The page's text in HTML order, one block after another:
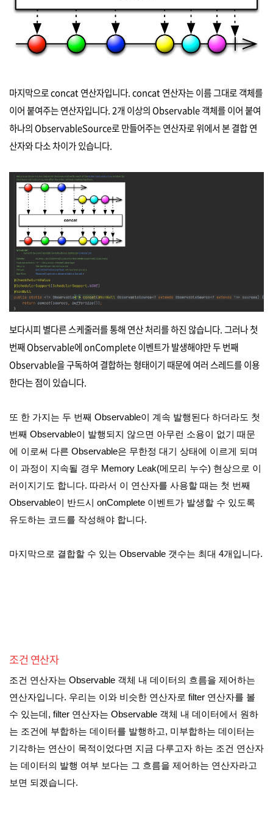
마지막으로 concat 연산자입니다. concat 연산자는 이름 그대로 객체를
이어 붙여주는 연산자입니다. 2개 이상의 Observable 객체를 이어 붙여
하나의 ObservableSource로 만들어주는 연산자로 위에서 본 결합 연
산자와 다소 차이가 있습니다.
보다시피 별다른 스케줄러를 통해 연산 처리를 하진 않습니다. 그러나 첫
번째 Observable에 onComplete 이벤트가 발생해야만 두 번째
Observable을 구독하여 결합하는 형태이기 때문에 여러 스레드를 이용
한다는 점이 있습니다.
또 한 가지는 두 번째 Observable이 계속 발행된다 하더라도 첫
번째 Observable이 발행되지 않으면 아무런 소용이 없기 때문
에 이로써 다른 Observable은 무한정 대기 상태에 이르게 되며
이 과정이 지속될 경우 Memory Leak(메모리 누수) 현상으로 이
러이지기도 합니다. 따라서 이 연산자를 사용할 때는 첫 번째
Observable이 반드시 onComplete 이벤트가 발생할 수 있도록
유도하는 코드를 작성해야 합니다.
마지막으로 결합할 수 있는 Observable 갯수는 최대 4개입니다.
조건 연산자
조건 연산자는 Observable 객체 내 데이터의 흐름을 제어하는
연산자입니다. 우리는 이와 비슷한 연산자로 filter 연산자를 볼
수 있는데, filter 연산자는 Observable 객체 내 데이터에서 원하
는 조건에 부합하는 데이터를 발행하고, 미부합하는 데이터는
기각하는 연산이 목적이었다면 지금 다루고자 하는 조건 연산자
는 데이터의 발행 여부 보다는 그 흐름을 제어하는 연산자라고
보면 되겠습니다.